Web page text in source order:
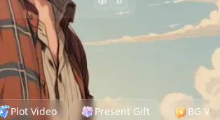
Plot Video Present Gift BG